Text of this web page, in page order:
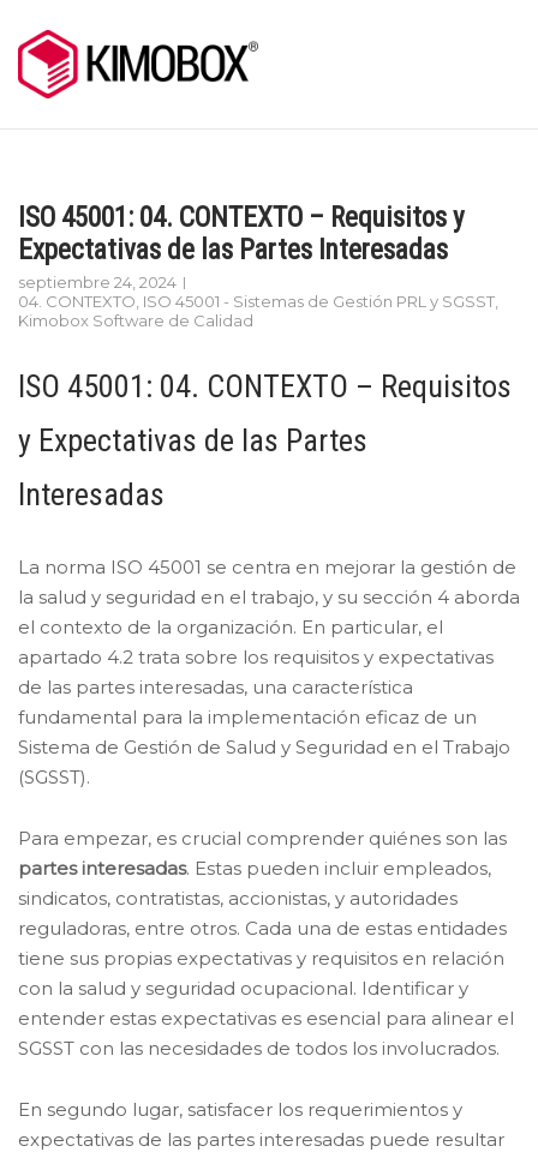
to
content
ISO 45001: 04. CONTEXTO – Requisitos y
Expectativas de las Partes Interesadas
septiembre 24, 2024
04. CONTEXTO ISO 45001 - Sistemas de Gestión PRL y SGSST
Kimobox Software de Calidad
ISO 45001: 04. CONTEXTO – Requisitos
y Expectativas de las Partes
Interesadas
La norma ISO 45001 se centra en mejorar la gestión de
la salud y seguridad en el trabajo, y su sección 4 aborda
el contexto de la organización. En particular, el
apartado 4.2 trata sobre los requisitos y expectativas
de las partes interesadas, una característica
fundamental para la implementación eficaz de un
Sistema de Gestión de Salud y Seguridad en el Trabajo
(SGSST).
Para empezar, es crucial comprender quiénes son las
partes interesadas. Estas pueden incluir empleados,
sindicatos, contratistas, accionistas, y autoridades
reguladoras, entre otros. Cada una de estas entidades
tiene sus propias expectativas y requisitos en relación
con la salud y seguridad ocupacional. Identificar y
entender estas expectativas es esencial para alinear el
SGSST con las necesidades de todos los involucrados.
En segundo lugar, satisfacer los requerimientos y
expectativas de las partes interesadas puede resultar